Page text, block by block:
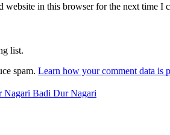
website in this browser for the next time I
list.
spam. Learn how your comment data is
Nagari Badi Dur Nagari